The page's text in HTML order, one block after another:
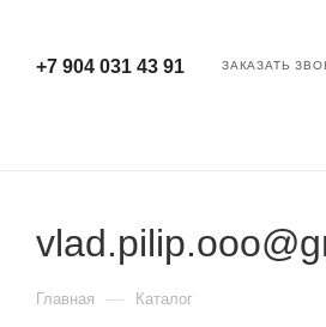
+7 904 031 43 91 ЗАКАЗАТЬ
Главная — Каталог